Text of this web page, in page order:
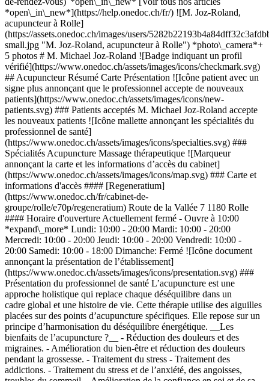
*open\_in\_new*](https://help.onedoc.ch/fr/) ![M. Joz-Roland,
acupuncteur à Rolle]
(https://assets.onedoc.ch/images/users/
small.jpg "M. Joz-Roland, acupuncteur à Rolle") *photo\_camera*+
5 photos # M. Michael Joz-Roland ![Badge indiquant un profil
vérifié](https://www.onedoc.ch/assets/images/icons/checkmark.svg)
## Acupuncteur Résumé Carte Présentation ![Icône patient avec un
signe plus annonçant que le professionnel accepte de nouveaux
patients](https://www.onedoc.ch/assets/images/icons/new-
patients.svg) ### Patients acceptés M. Michael Joz-Roland accepte
les nouveaux patients ![Icône mallette annonçant les spécialités du
professionnel de santé]
(https://www.onedoc.ch/assets/images/icons/specialties.svg) ###
Spécialités Acupuncture Massage thérapeutique ![Marqueur
annonçant la carte et les informations d’accès du cabinet]
(https://www.onedoc.ch/assets/images/icons/map.svg) ### Carte et
informations d'accès #### [Regeneratium]
(https://www.onedoc.ch/fr/cabinet-de-
groupe/rolle/e70p/regeneratium) Route de la Vallée 7 1180 Rolle
#### Horaire d'ouverture Actuellement fermé - Ouvre à 10:00
*expand\_more* Lundi: 10:00 - 20:00 Mardi: 10:00 - 20:00
Mercredi: 10:00 - 20:00 Jeudi: 10:00 - 20:00 Vendredi: 10:00 -
20:00 Samedi: 10:00 - 18:00 Dimanche: Fermé ![Icône document
annonçant la présentation de l’établissement]
(https://www.onedoc.ch/assets/images/icons/presentation.svg) ###
Présentation du professionnel de santé L’acupuncture est une
approche holistique qui replace chaque déséquilibre dans un
cadre global et une histoire de vie. Cette thérapie utilise des aiguilles
placées sur des points d’acupuncture spécifiques. Elle repose sur un
principe d’harmonisation du déséquilibre énergétique. __Les
bienfaits de l’acupuncture ?__ - Réduction des douleurs et des
migraines. - Amélioration du bien-être et réduction des douleurs
pendant la grossesse. - Traitement du stress - Traitement des
addictions. - Traitement du stress et de l’anxiété, des angoisses,